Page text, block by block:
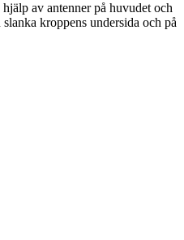
av antenner på huvudet och
kroppens undersida och på